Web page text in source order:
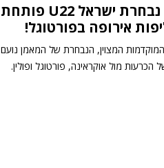
רגע האמת: נבחרת ישראל U22 פותחת
אירופה בפורטוגל!
המצוין, הנבחרת של המאמן נועם
מול אוקראינה, פורטוגל ופולין.